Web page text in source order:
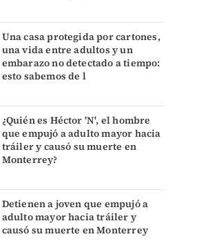
Una casa protegida por cartones,
una vida entre adultos y un
embarazo no detectado a tiempo:
esto sabemos de l
¿Quién es Héctor 'N', el hombre
que empujó a adulto mayor hacia
tráiler y causó su muerte en
Monterrey?
Detienen a joven que empujó a
adulto mayor hacia tráiler y
causó su muerte en Monterrey